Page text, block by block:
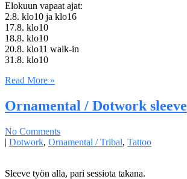
Elokuun vapaat ajat:
2.8. klo10 ja klo16
17.8. klo10
18.8. klo10
20.8. klo11 walk-in
31.8. klo10
Read More »
Ornamental / Dotwork sleeve
No Comments
| Dotwork, Ornamental / Tribal, Tattoo
Sleeve työn alla, pari sessiota takana.